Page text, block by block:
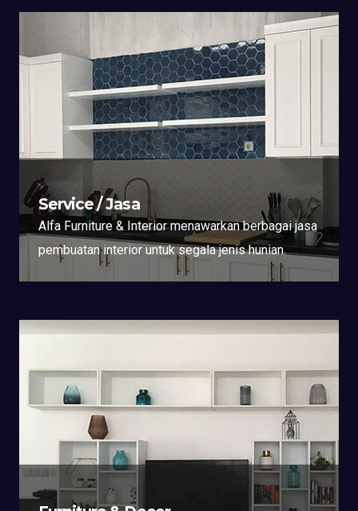
Service / Jasa
Alfa Furniture & Interior menawarkan berbagai jasa
pembuatan interior untuk segala jenis hunian.